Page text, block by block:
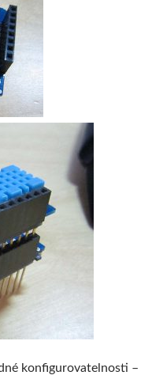
konfigurovatelnosti –